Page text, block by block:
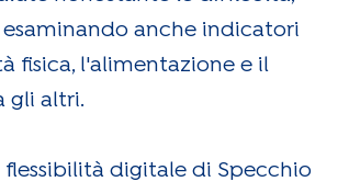
esaminando anche indicatori
fisica, l'alimentazione e il
gli altri.
flessibilità digitale di Specchio